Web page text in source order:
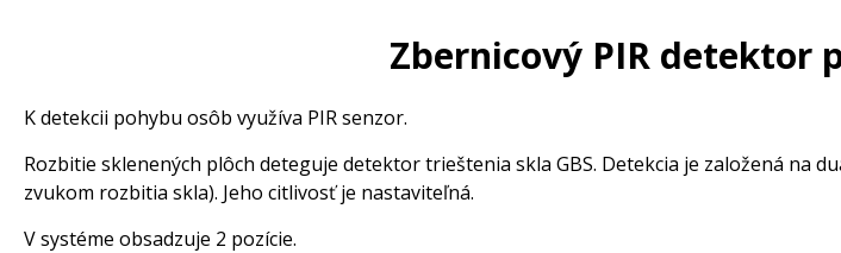
Zbernicový PIR detektor
K detekcii pohybu osôb využíva PIR senzor.
Rozbitie sklenených plôch deteguje detektor trieštenia skla GBS. Detekcia je založená na
zvukom rozbitia skla). Jeho citlivosť je nastaviteľná.
V systéme obsadzuje 2 pozície.